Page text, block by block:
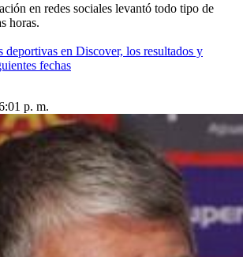
en redes sociales levantó todo tipo de
horas.
deportivas en Discover, los resultados y
fechas
p. m.